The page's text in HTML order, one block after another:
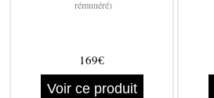
rémunéré)
169€
Voir ce produit